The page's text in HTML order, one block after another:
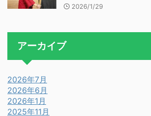
2026/1/29
アーカイブ
2026年7月
2026年6月
2026年1月
2025年11月